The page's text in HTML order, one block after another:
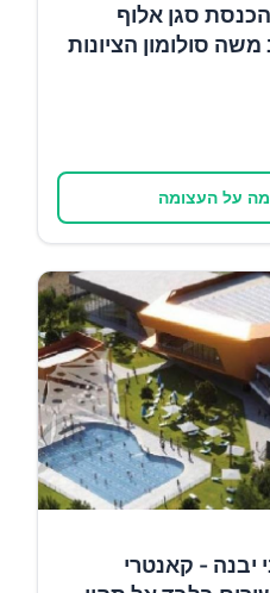
סגן אלוף
סולומון הציונות
על העצומה
יבנה - קאנטרי